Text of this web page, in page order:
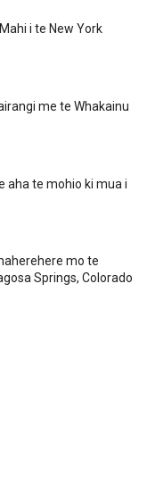
i te New York
me te Whakainu
aha te mohio ki mua i
mo te
Springs, Colorado